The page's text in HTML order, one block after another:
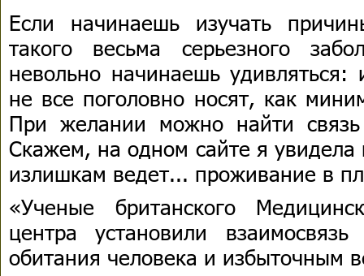
Если начинаешь изучать
такого весьма серьезного
невольно начинаешь
не все поголовно носят, как
При желании можно найти
Скажем, на одном сайте я
излишкам ведет... проживание в
«Ученые британского
центра установили
обитания человека и избыточным